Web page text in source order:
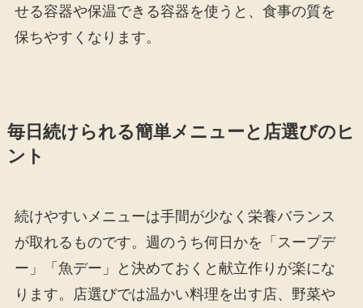
せる容器や保温できる容器を使うと、食事の質を
保ちやすくなります。
毎日続けられる簡単メニューと店選びのヒ
ント
続けやすいメニューは手間が少なく栄養バランス
が取れるものです。週のうち何日かを「スープデ
ー」「魚デー」と決めておくと献立作りが楽にな
ります。店選びでは温かい料理を出す店、野菜や